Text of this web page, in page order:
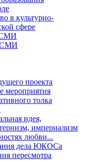
в культурно-
сфере
СМИ
СМИ
проекта
мероприятия
толка
идея,
империализм
любви...
дела ЮКОСа
пересмотра